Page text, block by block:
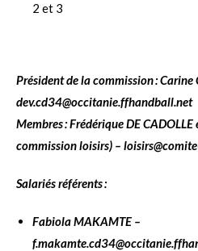
2 et 3
Président de la commission : Carine
dev.cd34@occitanie.ffhandball.net
Membres : Frédérique DE
commission loisirs) –
Salariés référents :
Fabiola MAKAMTE –